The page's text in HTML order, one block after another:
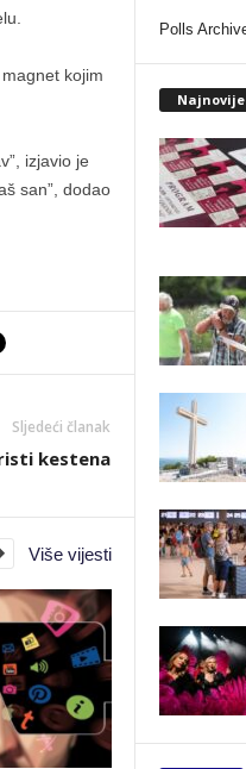
kojim
izjavio je
san”, dodao
Sljedeći članak
kestena
Više vijesti
Polls
Najnovije